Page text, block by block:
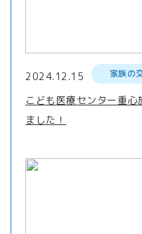
2024.12.15 家族の
こども医療センター重
ました！